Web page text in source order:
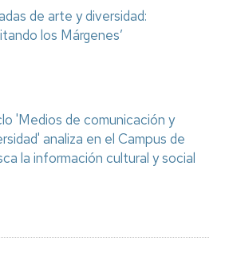
de arte y diversidad:
los Márgenes’
'Medios de comunicación y
analiza en el Campus de
la información cultural y social